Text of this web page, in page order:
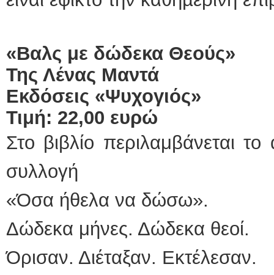
«Βαλς με δώδεκα Θεούς»
Της Λένας Μαντά
Εκδόσεις «Ψυχογιός»
Τιμή: 22,00 ευρώ
Στο βιβλίο περιλαμβάνεται
συλλογή
«Όσα ήθελα να δώσω».
Δώδεκα μήνες. Δώδεκα θεοί.
Όρισαν. Διέταξαν. Εκτέλεσαν.